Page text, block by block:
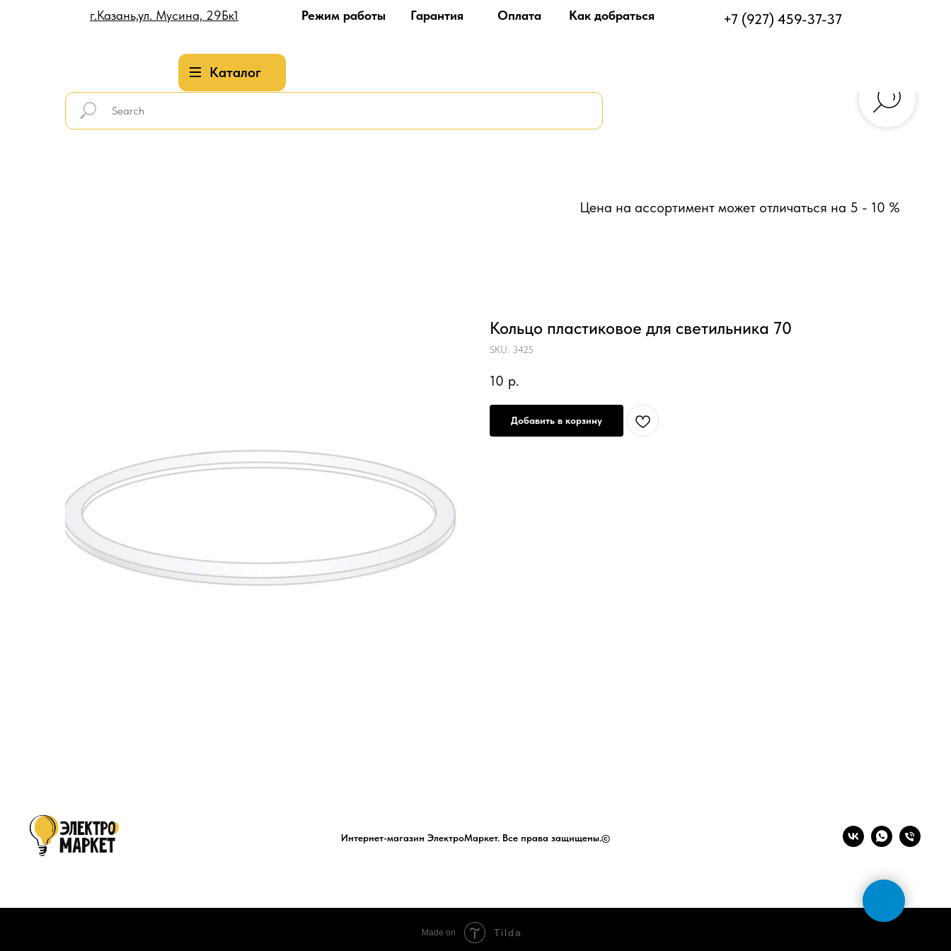
г.Казань,ул. Мусина, 29Бк1
Каталог
+7 (927) 459-37-37
Гарантия Оплата
Режим работы Как добраться
Цена на ассортимент может отличаться на 5 - 10 %
Кольцо пластиковое для светильника 70
SKU: 3425
10 р.
Добавить в корзину
Интернет-магазин ЭлектроМаркет. Все права защищены.©
Made on Tilda